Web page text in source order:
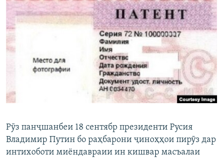
ГУЗОРИШҲОИ РАДИОӢ
Русский
Рӯз панҷшанбеи 18 сентябр президенти Русия
Владимир Путин бо раҳбарони ҷиноҳҳои пирӯз дар
интихоботи миёндавраии ин кишвар масъалаи